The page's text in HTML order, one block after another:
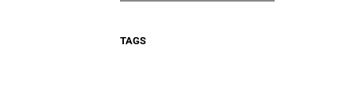
TAGS